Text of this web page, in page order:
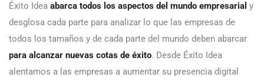
Éxito Idea abarca todos los aspectos del mundo empresarial y
desglosa cada parte para analizar lo que las empresas de
todos los tamaños y de cada parte del mundo deben abarcar
para alcanzar nuevas cotas de éxito. Desde Éxito Idea
alentamos a las empresas a aumentar su presencia digital